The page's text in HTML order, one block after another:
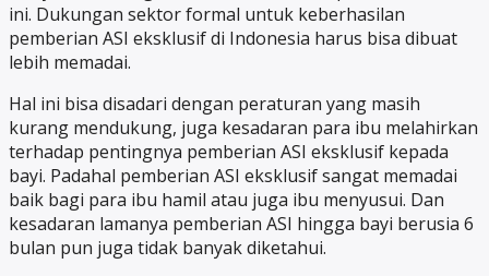
ini. Dukungan sektor formal untuk keberhasilan
pemberian ASI eksklusif di Indonesia harus bisa dibuat
lebih memadai.
Hal ini bisa disadari dengan peraturan yang masih
kurang mendukung, juga kesadaran para ibu melahirkan
terhadap pentingnya pemberian ASI eksklusif kepada
bayi. Padahal pemberian ASI eksklusif sangat memadai
baik bagi para ibu hamil atau juga ibu menyusui. Dan
kesadaran lamanya pemberian ASI hingga bayi berusia 6
bulan pun juga tidak banyak diketahui.